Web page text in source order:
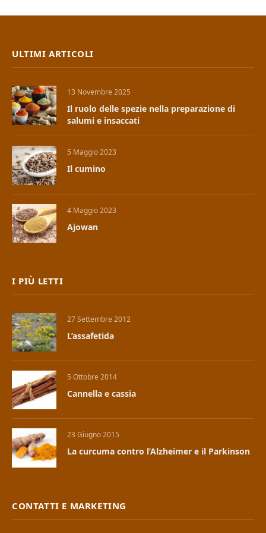
ULTIMI ARTICOLI
13 Novembre 2025
Il ruolo delle spezie nella preparazione di
salumi e insaccati
5 Maggio 2023
Il cumino
4 Maggio 2023
Ajowan
I PIÙ LETTI
27 Settembre 2012
L’assafetida
5 Ottobre 2014
Cannella e cassia
23 Giugno 2015
La curcuma contro l’Alzheimer e il Parkinson
CONTATTI E MARKETING